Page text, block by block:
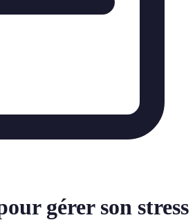
gérer son stress